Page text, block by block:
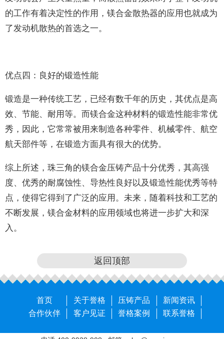
的工作有着决定性的作用，镁合金散热器的应用也就成为
了发动机散热的首选之一。
优点四：良好的锻造性能
锻造是一种传统工艺，已经有数千年的历史，其优点是高
效、节能、耐用等。而镁合金这种材料的锻造性能非常优
秀，因此，它常常被用来制造各种零件、机械零件、航空
航天部件等，在锻造方面具有很大的优势。
综上所述，珠三角的镁合金压铸产品十分优秀，其高强
度、优秀的耐腐蚀性、导热性良好以及锻造性能优秀等特
点，使得它得到了广泛的应用。未来，随着科技和工艺的
不断发展，镁合金材料的应用领域也将进一步扩大和深
入。
返回顶部
首页 关于誉格 压铸产品
新闻资讯
合作伙伴
客户见证 誉格案例 联系誉格